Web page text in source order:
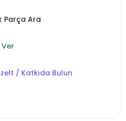
Parça Ara
/ Katkıda Bulun